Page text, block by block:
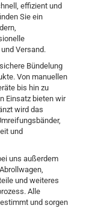
effizient und
Sie ein
Versand.
Bündelung
Von manuellen
bis hin zu
Einsatz bieten wir
wird das
und
uns außerdem
und weiteres
Alle
und sorgen